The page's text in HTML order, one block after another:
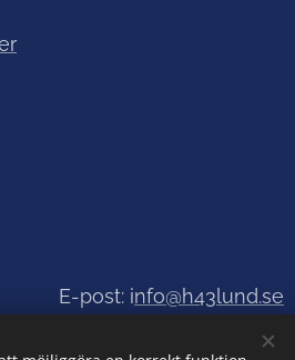
E-post: info@h43lund.se